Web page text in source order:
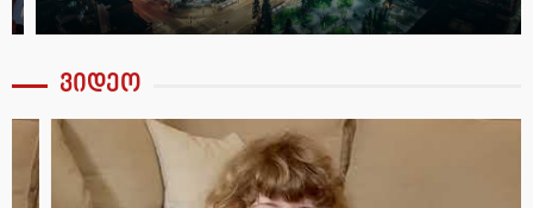
ვიდეო